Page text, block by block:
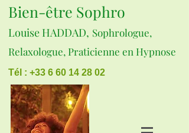
Bien-être Sophro
Louise HADDAD, Sophrologue,
Relaxologue, Praticienne en Hypnose
Tél : +33 6 60 14 28 02